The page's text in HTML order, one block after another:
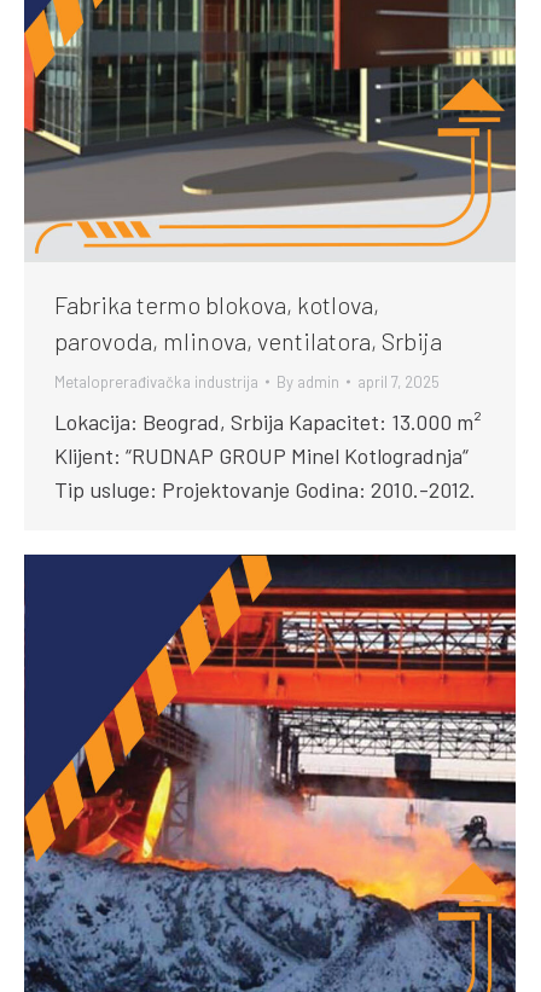
Fabrika termo blokova, kotlova,
parovoda, mlinova, ventilatora, Srbija
Metaloprerađivačka industrija By admin april 7, 2025
Lokacija: Beograd, Srbija Kapacitet: 13.000 m²
Klijent: “RUDNAP GROUP Minel Kotlogradnja“
Tip usluge: Projektovanje Godina: 2010.-2012.